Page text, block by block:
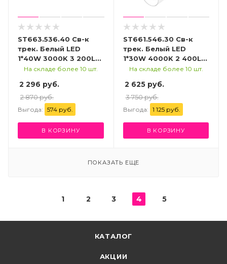
ST663.536.40 Св-к
трек. Белый LED
1*40W 3000K 3 200Lm
Ra>90 120° IP20
265V Трехфазная
трековая система
На складе более 10 шт.
2 296 руб.
2 870 руб.
Выгода: 574 руб.
В КОРЗИНУ
ST661.546.30 Св-к
трек. Белый LED
1*30W 4000K 2 400Lm
Ra>90 38° IP20
265V Трехфазная
трековая система
На складе более 10 шт.
2 625 руб.
3 750 руб.
Выгода: 1 125 руб.
В КОРЗИНУ
ПОКАЗАТЬ ЕЩЕ
1 2 3 4 5
КАТАЛОГ
АКЦИИ